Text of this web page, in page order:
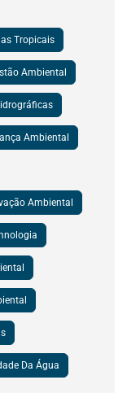
Tropicais
Ambiental
Ambiental
Ambiental
Da Água